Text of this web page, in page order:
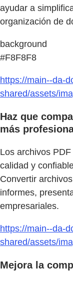
ayudar a
organización de
background
#F8F8F8
https://main--da-
shared/assets/
Haz que
más
Los archivos
calidad y
Convertir
informes,
empresariales.
https://main--da-
shared/assets/
Mejora la